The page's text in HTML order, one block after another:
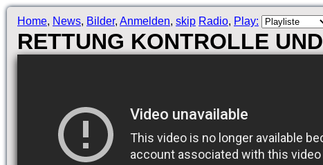
Home, News, Bilder, Anmelden, skip Radio, Play:
RETTUNG KONTROLLE